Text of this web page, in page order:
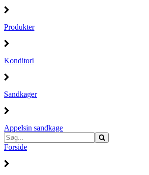
Produkter
Konditori
Sandkager
Appelsin sandkage
Forside